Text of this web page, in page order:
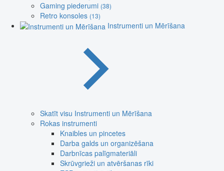
Gaming piederumi (38)
Retro konsoles (13)
Instrumenti un Mērīšana
Skatīt visu Instrumenti un Mērīšana
Rokas instrumenti
Knaibles un pincetes
Darba galds un organizēšana
Darbnīcas palīgmateriāli
Skrūvgrieži un atvēršanas rīki